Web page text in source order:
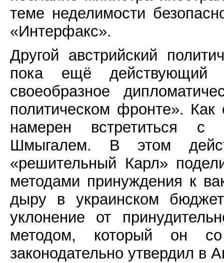
теме неделимости
«Интерфакс».
Другой австрийский
пока ещё действующий
своеобразное
политическом фронте».
намерен встретиться с
Шмыгалем. В этом
«решительный Карл»
методами принуждения к
дыру в украинском
уклонение от
методом, который он
законодательно утвердил в